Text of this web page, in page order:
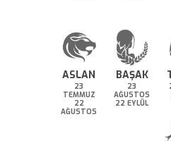
ASLAN
23
TEMMUZ
22
AĞUSTOS
BAŞAK
23
AĞUSTOS
22 EYLÜL